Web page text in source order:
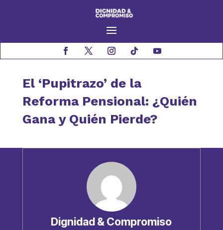
El ‘Pupitrazo’ de la
Reforma Pensional: ¿Quién
Gana y Quién Pierde?
Dignidad & Compromiso